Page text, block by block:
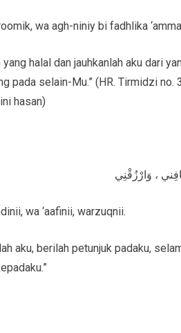
wa agh-niniy bi fadhlika
halal dan jauhkanlah aku dari
pada selain-Mu.” (HR. Tirmidzi no.
hasan)
، وَارْزُقْنِي
wa ‘aafinii, warzuqnii.
aku, berilah petunjuk padaku,